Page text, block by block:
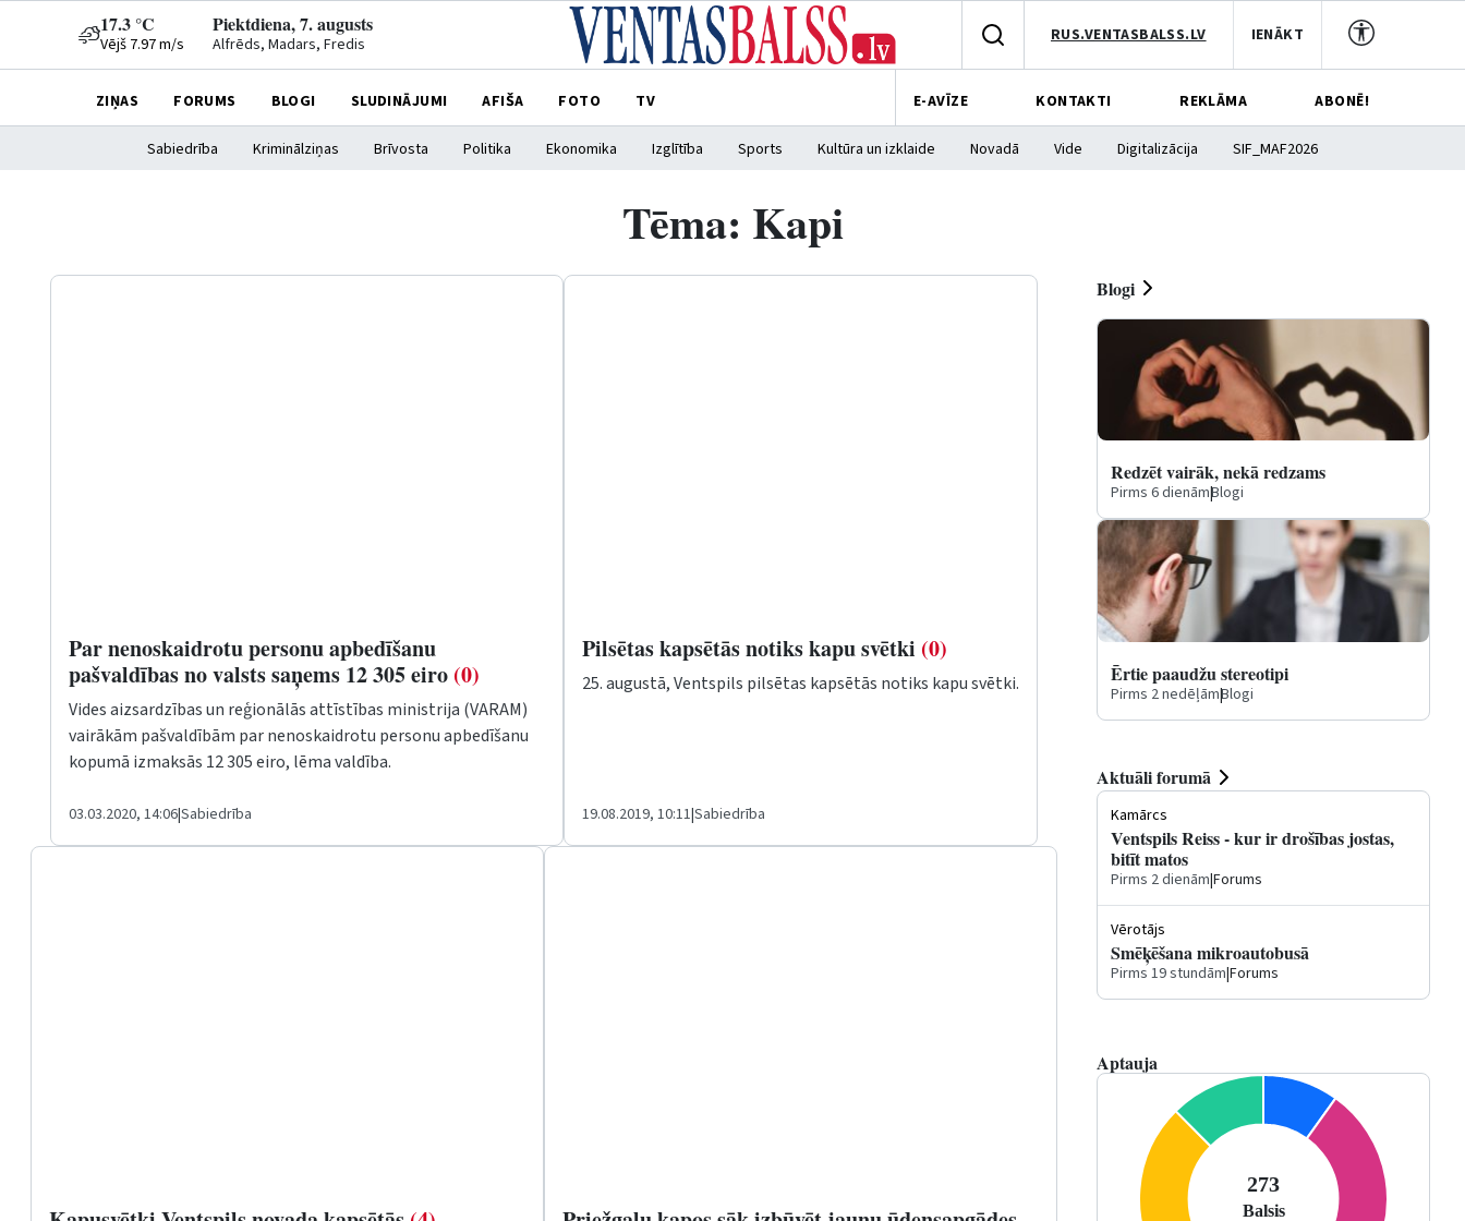
17.3 °C
Vējš 7.97 m/s
Piektdiena, 7. augusts
Alfrēds, Madars, Fredis RUS.VENTASBALSS.LV IENĀKT
ZIŅAS FORUMS BLOGI SLUDINĀJUMI AFIŠA FOTO TV E-AVĪZE KONTAKTI REKLĀMA ABONĒ!
Sabiedrība Kriminālziņas Brīvosta Politika Ekonomika Izglītība Sports Kultūra un izklaide Novadā Vide Digitalizācija SIF_MAF2026
Tēma: Kapi
Par nenoskaidrotu personu apbedīšanu
pašvaldības no valsts saņems 12 305 eiro (0)
Vides aizsardzības un reģionālās attīstības ministrija (VARAM)
vairākām pašvaldībām par nenoskaidrotu personu apbedīšanu
kopumā izmaksās 12 305 eiro, lēma valdība.
03.03.2020, 14:06|Sabiedrība
Pilsētas kapsētās notiks kapu svētki (0)
25. augustā, Ventspils pilsētas kapsētās notiks kapu svētki.
19.08.2019, 10:11|Sabiedrība
Blogi
Redzēt vairāk, nekā redzams
Pirms 6 dienām|Blogi
Ērtie paaudžu stereotipi
Pirms 2 nedēļām|Blogi
Aktuāli forumā
Kamārcs
Ventspils Reiss - kur ir drošības jostas,
bitīt matos
Pirms 2 dienām|Forums
Vērotājs
Smēķēšana mikroautobusā
Pirms 19 stundām|Forums
Aptauja